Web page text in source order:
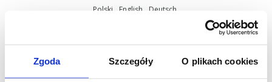
Zgoda Szczegóły O plikach cookies
Polski English Deutsch
+48 61 825 81 11
info@mobilus.pl